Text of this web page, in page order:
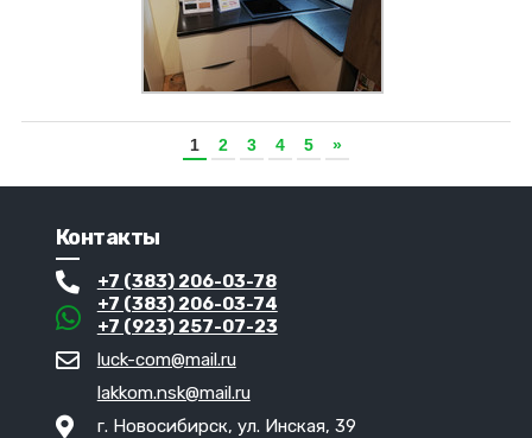
Панель КМ 259
1 2 3 4 5 »
Контакты
+7 (383) 206-03-78
+7 (383) 206-03-74
+7 (923) 257-07-23
luck-com@mail.ru
lakkom.nsk@mail.ru
г. Новосибирск, ул. Инская, 39